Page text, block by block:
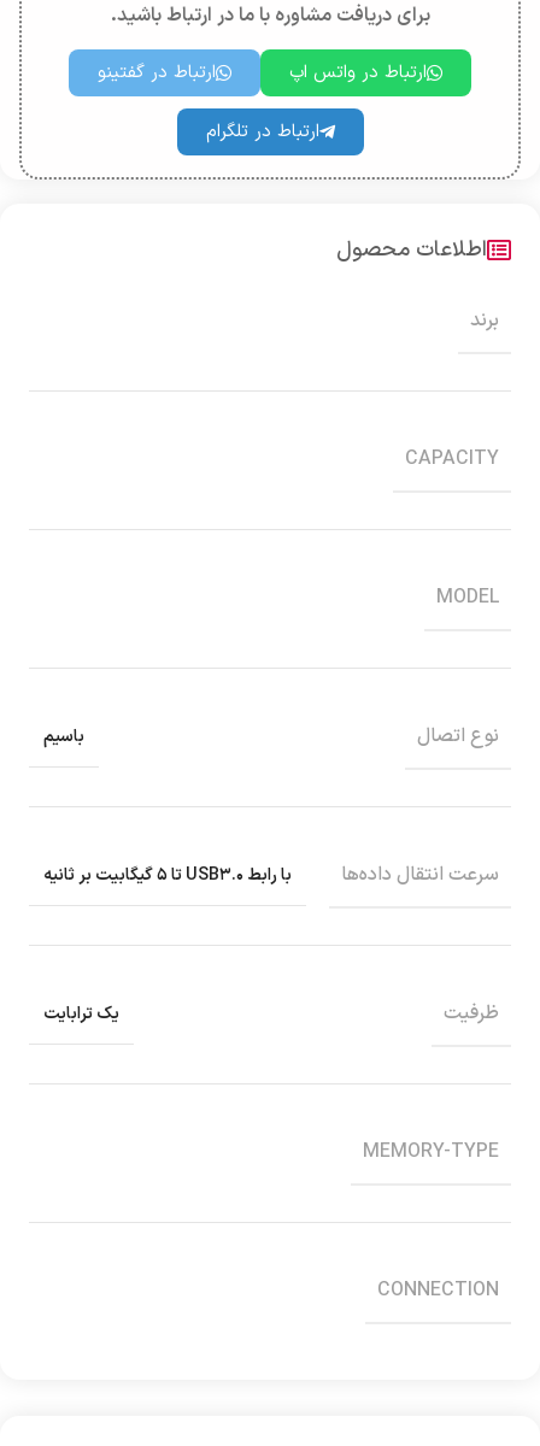
برای دریافت مشاوره با ما در ارتباط باشید.
ارتباط در واتس اپ ارتباط در گفتینو
ارتباط در تلگرام
اطلاعات محصول
برند
CAPACITY
MODEL
نوع اتصال باسیم
سرعت انتقال داده‌ها با رابط USB۳.۰ تا ۵ گیگابیت بر ثانیه
ظرفیت یک ترابایت
MEMORY-TYPE
CONNECTION